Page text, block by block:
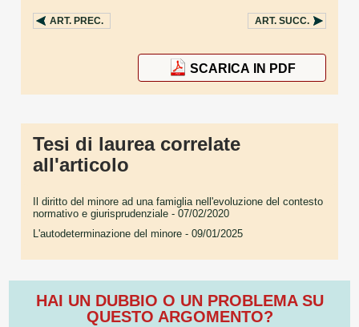
ART. PREC. ART. SUCC.
SCARICA IN PDF
Tesi di laurea correlate
all'articolo
Il diritto del minore ad una famiglia nell'evoluzione del contesto
normativo e giurisprudenziale - 07/02/2020
L'autodeterminazione del minore - 09/01/2025
HAI UN DUBBIO O UN PROBLEMA SU
QUESTO ARGOMENTO?